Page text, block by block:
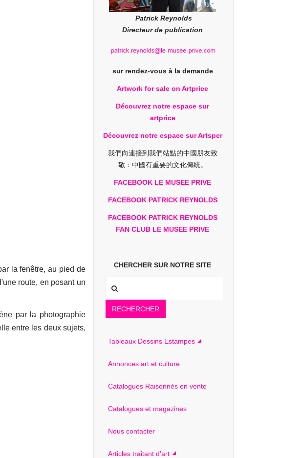
la fenêtre, au pied de
route, en posant un
par la photographie
entre les deux sujets,
Patrick Reynolds
Directeur de publication
sur rendez-vous à la demande
Artwork for sale on Artprice
Découvrez notre espace sur
artprice
Découvrez notre espace sur Artsper
我們向連接到我們站點的中國朋友致
敬：中國有重要的文化傳統。
FACEBOOK LE MUSEE PRIVE
FACEBOOK PATRICK REYNOLDS
FACEBOOK PATRICK REYNOLDS
FAN CLUB LE MUSEE PRIVE
CHERCHER SUR NOTRE SITE
RECHERCHER
Tableaux Dessins Estampes
Annonces art et culture
Catalogues Raisonnés en vente
Catalogues et magazines
Nous contacter
Articles traitant d'art